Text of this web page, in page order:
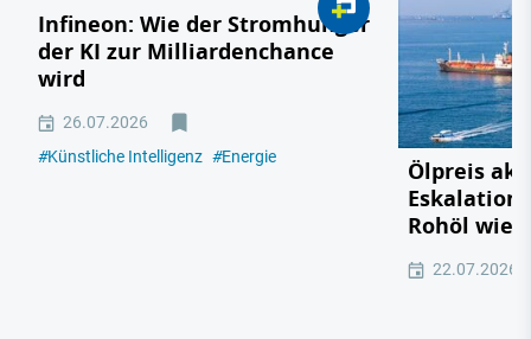
Infineon: Wie der Stromhunger
der KI zur Milliardenchance
wird
26.07.2026
#Künstliche Intelligenz #Energie
Ölpreis
Rohöl
22.07.2026